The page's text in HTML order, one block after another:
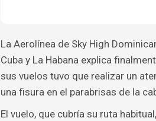
La Aerolínea de Sky High
Cuba y La Habana explica
sus vuelos tuvo que realizar un
una fisura en el parabrisas de la
El vuelo, que cubría su ruta